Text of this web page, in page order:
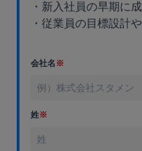
・新入社員の早期に
・従業員の目標設計
会社名※
姓※